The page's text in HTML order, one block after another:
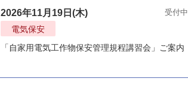
受付中
2026年11月19日(木)
電気保安
「自家用電気工作物保安管理規程講習会」ご案内